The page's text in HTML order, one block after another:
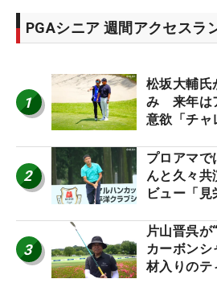
PGAシニア 週間アクセスラ
1
松坂大輔氏
み 来年は
意欲「チャ
2
プロアマで
んと久々
ビュー「見
3
片山晋呉が
カーボン
材入りのテ